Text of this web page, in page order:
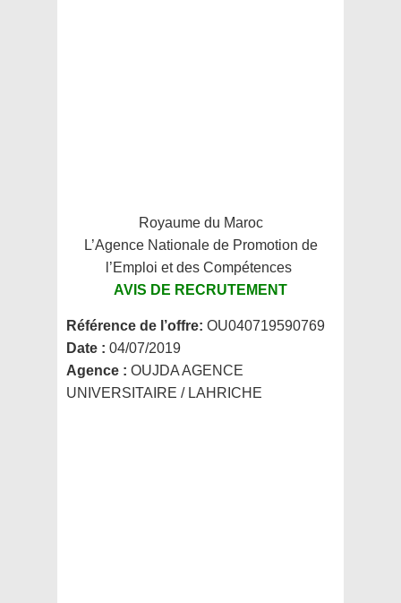
Royaume du Maroc
L’Agence Nationale de Promotion de
l’Emploi et des Compétences
AVIS DE RECRUTEMENT
Référence de l’offre: OU040719590769
Date : 04/07/2019
Agence : OUJDA AGENCE
UNIVERSITAIRE / LAHRICHE